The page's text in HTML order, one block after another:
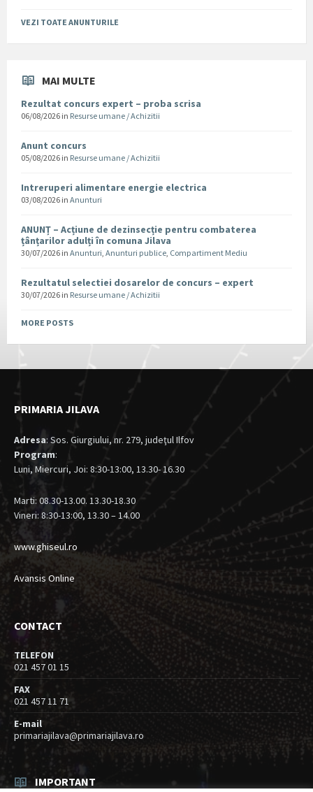
VEZI TOATE ANUNTURILE
MAI MULTE
Rezultat concurs expert – proba scrisa
06/08/2026 in Resurse umane / Achizitii
Anunt concurs
05/08/2026 in Resurse umane / Achizitii
Intreruperi alimentare energie electrica
03/08/2026 in Anunturi
ANUNȚ – Acțiune de dezinsecție pentru combaterea
țânțarilor adulți în comuna Jilava
30/07/2026 in Anunturi, Anunturi publice, Compartiment Mediu
Rezultatul selectiei dosarelor de concurs – expert
30/07/2026 in Resurse umane / Achizitii
MORE POSTS
PRIMARIA JILAVA
Adresa: Sos. Giurgiului, nr. 279, judeţul Ilfov
Program:
Luni, Miercuri, Joi: 8:30-13:00, 13.30- 16.30
Marti: 08.30-13.00. 13.30-18.30
Vineri: 8:30-13:00, 13.30 – 14.00
www.ghiseul.ro
Avansis Online
CONTACT
TELEFON
021 457 01 15
FAX
021 457 11 71
E-mail
primariajilava@primariajilava.ro
IMPORTANT